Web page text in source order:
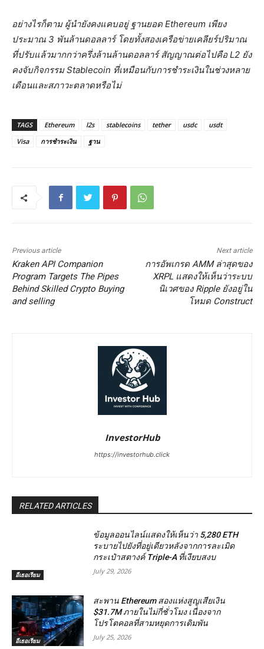
อย่างไรก็ตาม ผู้นำยังคงแคบอยู่ ฐานยอด Ethereum เพียง
ประมาณ 3 พันล้านดอลลาร์ โดยทั้งสองเครือข่ายเคลียร์ปริมาณ
ที่ปรับแล้วมากกว่าครึ่งล้านล้านดอลลาร์ สัญญาณต่อไปคือ L2 ยัง
คงจับกิจกรรม Stablecoin ที่เหมือนกับการชำระเงินในช่วงหลาย
เดือนและสภาวะตลาดหรือไม่
TAGS Ethereum l2s stablecoins tether usdc
usdt
Visa
การชำระเงิน ฐาน
Previous article
Kraken API Companion
Program Targets The Pipes
Behind Skilled Crypto Buying
and selling
Next article
การอัพเกรด AMM ล่าสุดของ
XRPL แสดงให้เห็นว่าระบบ
นิเวศของ Ripple ยังอยู่ใน
โหมด Construct
InvestorHub
https://investorhub.click
RELATED ARTICLES
อีเธอเรียม
ข้อมูลออนไลน์แสดงให้เห็นว่า 5,280 ETH
ระบายไปยังที่อยู่เดียวหลังจากการละเมิด
กระเป๋าสตางค์ Triple-A ที่เงียบสงบ
July 29, 2026
อีเธอเรียม
สะพาน Ethereum สองแห่งสูญเสียเงิน
$31.7M ภายในไม่กี่ชั่วโมง เนื่องจาก
โปรโตคอลที่สามหยุดการเดิมพัน
July 25, 2026